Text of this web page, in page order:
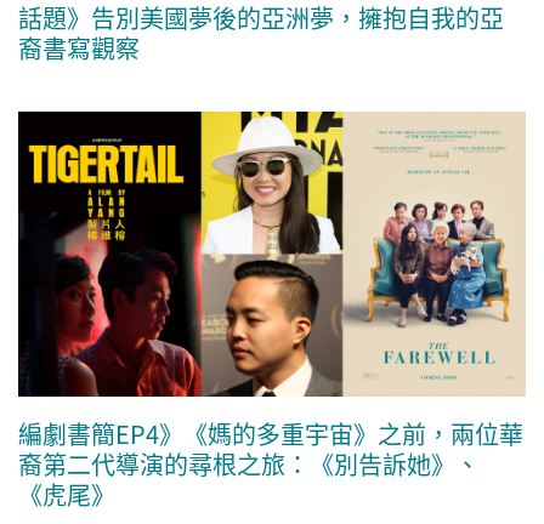
話題》告別美國夢後的亞洲夢，擁抱自我的亞
裔書寫觀察
編劇書簡EP4》《媽的多重宇宙》之前，兩位華
裔第二代導演的尋根之旅：《別告訴她》、
《虎尾》